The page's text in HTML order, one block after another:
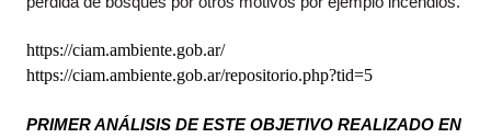
https://ciam.ambiente.gob.ar/
https://ciam.ambiente.gob.ar/repositorio.php?tid=5
PRIMER ANÁLISIS DE ESTE OBJETIVO REALIZADO EN